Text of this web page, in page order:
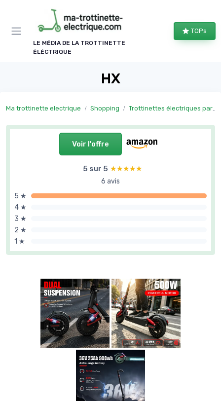
LE MÉDIA DE LA TROTTINETTE
ÉLÉCTRIQUE
TOPs
HX
Ma trottinette electrique Shopping Trottinettes électriques par autonomie
Voir l'offre
5 sur 5 ★★★★★
★★★★★
6 avis
5 ★
4 ★
3 ★
2 ★
1 ★